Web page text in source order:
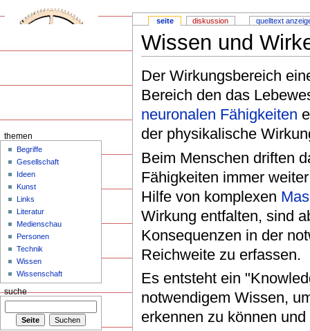
Wissen und
Der Wirkungsbereich
Bereich den das
neuronalen Fähigkeiten
der physikalische
Beim Menschen driften
Fähigkeiten immer
Hilfe von komplexen
Wirkung entfalten, sind
Konsequenzen in der
Reichweite zu erfassen.
Es entsteht ein
notwendigem Wissen,
erkennen zu können
seite diskussion quelltext
themen
Begriffe
Gesellschaft
Ideen
Kunst
Links
Literatur
Medienschau
Personen
Technik
Wissen
Wissenschaft
suche